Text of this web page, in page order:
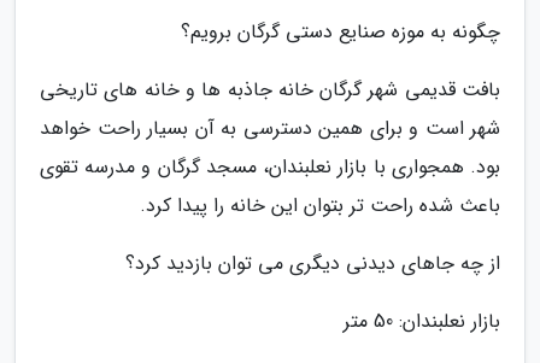
چگونه به موزه صنایع دستی گرگان برویم؟
بافت قدیمی شهر گرگان خانه جاذبه ها و خانه های تاریخی
شهر است و برای همین دسترسی به آن بسیار راحت خواهد
بود. همجواری با بازار نعلبندان، مسجد گرگان و مدرسه تقوی
باعث شده راحت تر بتوان این خانه را پیدا کرد.
از چه جاهای دیدنی دیگری می توان بازدید کرد؟
بازار نعلبندان: 50 متر